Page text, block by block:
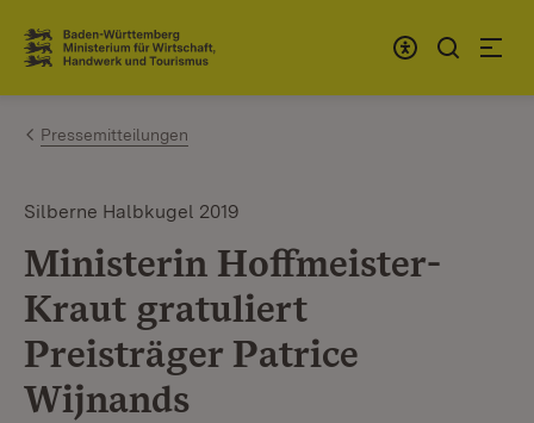
Zum Inhalt springen
Link zur Startseite
Pressemitteilungen
Silberne Halbkugel 2019
Ministerin Hoffmeister-
Kraut gratuliert
Preisträger Patrice
Wijnands